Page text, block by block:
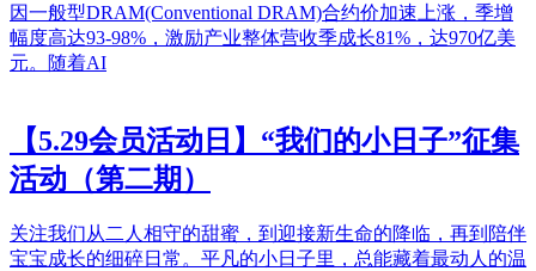
因一般型DRAM(Conventional DRAM)合约价加速上涨，季增
幅度高达93-98%，激励产业整体营收季成长81%，达970亿美
元。随着AI
【5.29会员活动日】“我们的小日子”征集
活动（第二期）
关注我们从二人相守的甜蜜，到迎接新生命的降临，再到陪伴
宝宝成长的细碎日常。平凡的小日子里，总能藏着最动人的温